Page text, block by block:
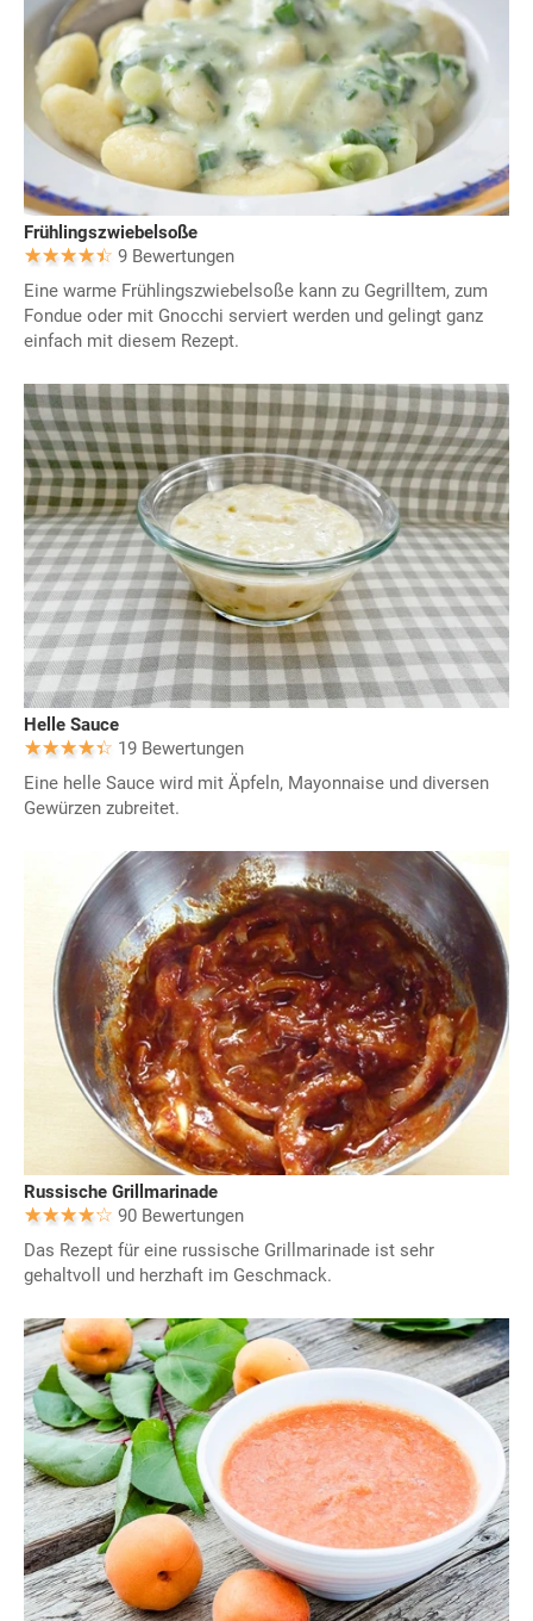
Frühlingszwiebelsoße
9 Bewertungen
Eine warme Frühlingszwiebelsoße kann zu Gegrilltem, zum
Fondue oder mit Gnocchi serviert werden und gelingt ganz
einfach mit diesem Rezept.
Helle Sauce
19 Bewertungen
Eine helle Sauce wird mit Äpfeln, Mayonnaise und diversen
Gewürzen zubreitet.
Russische Grillmarinade
90 Bewertungen
Das Rezept für eine russische Grillmarinade ist sehr
gehaltvoll und herzhaft im Geschmack.